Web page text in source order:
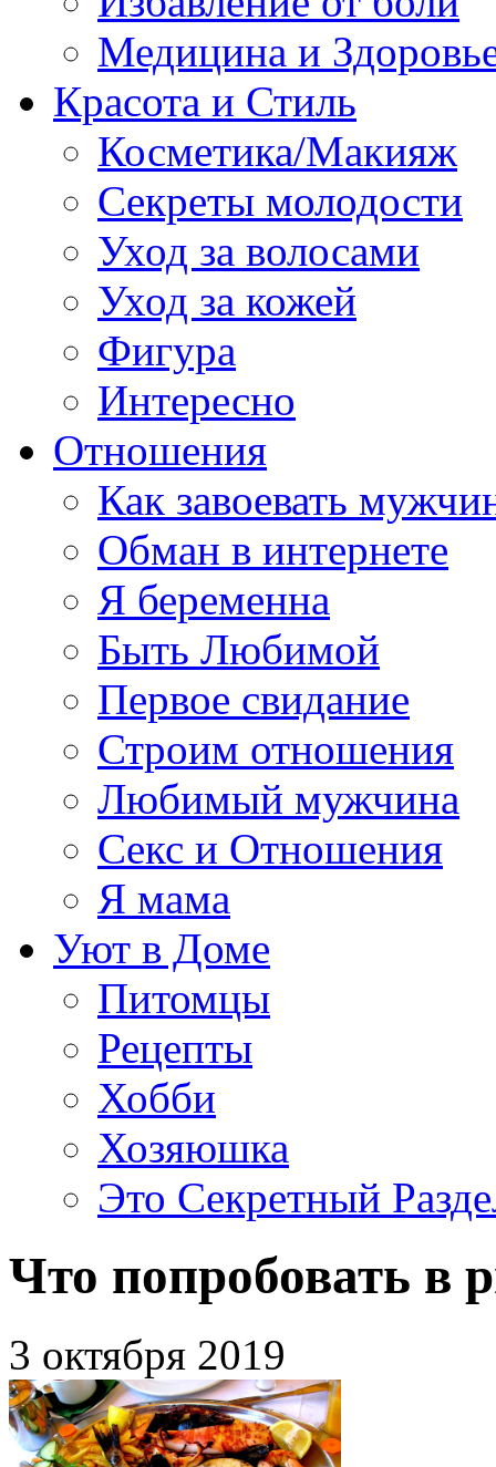
Медицина и
Красота и Стиль
Косметика/Макияж
Секреты молодости
Уход за волосами
Уход за кожей
Фигура
Интересно
Отношения
Как завоевать
Обман в интернете
Я беременна
Быть Любимой
Первое свидание
Строим отношения
Любимый мужчина
Секс и Отношения
Я мама
Уют в Доме
Питомцы
Рецепты
Хобби
Хозяюшка
Это Секретный
Что попробовать в
3 октября 2019